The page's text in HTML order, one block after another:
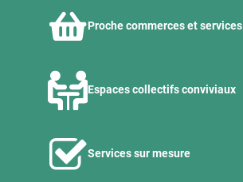
Proche commerces et services
Espaces collectifs conviviaux
Services sur mesure